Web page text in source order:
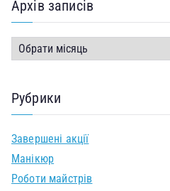
Архів записів
Рубрики
Завершені акції
Манікюр
Роботи майстрів